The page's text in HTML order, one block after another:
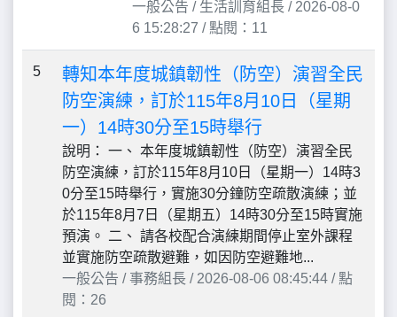
一般公告 / 生活訓育組長 / 2026-08-0
6 15:28:27 / 點閱：11
5
轉知本年度城鎮韌性（防空）演習全民
防空演練，訂於115年8月10日（星期
一）14時30分至15時舉行
說明： 一、 本年度城鎮韌性（防空）演習全民
防空演練，訂於115年8月10日（星期一）14時3
0分至15時舉行，實施30分鐘防空疏散演練；並
於115年8月7日（星期五）14時30分至15時實施
預演。 二、 請各校配合演練期間停止室外課程
並實施防空疏散避難，如因防空避難地...
一般公告 / 事務組長 / 2026-08-06 08:45:44 / 點
閱：26